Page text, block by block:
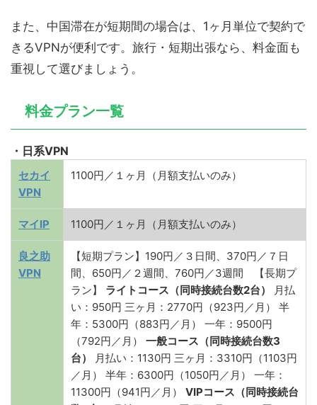
また、中国滞在が短期間の場合は、1ヶ月単位で契約で
きるVPNが便利です。旅行・短期出張なら、料金面も
重視して選びましょう。
料金プラン一覧
・日系VPN
セカイ
VPN
1100円／１ヶ月（月額支払いのみ）
マイIP 1100円／１ヶ月（月額支払いのみ）
良之助
VPN
【短期プラン】 190円／３日間、370円／７日
間、650円／２週間、760円／3週間
【長期プ
ラン】 ライトコース（同時接続台数2台）
月払
い：950円 三ヶ月：2770円（923円／月） 半
年：5300円（883円／月） 一年：9500円
（792円／月） 一般コース（同時接続台数3
台）
月払い：1130円 三ヶ月：3310円（1103円
／月） 半年：6300円（1050円／月） 一年：
11300円（941円／月） VIPコース（同時接続台